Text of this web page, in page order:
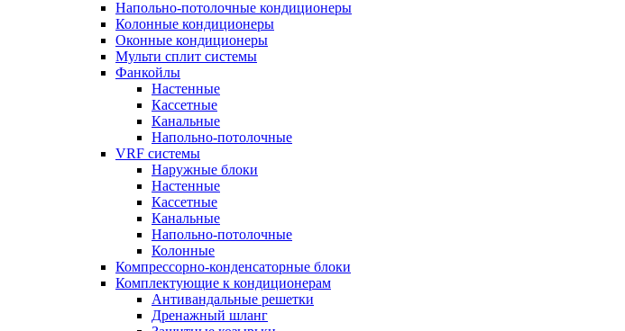
Напольно-потолочные кондиционеры
Колонные кондиционеры
Оконные кондиционеры
Мульти сплит системы
Фанкойлы
Настенные
Кассетные
Канальные
Напольно-потолочные
VRF системы
Наружные блоки
Настенные
Кассетные
Канальные
Напольно-потолочные
Колонные
Компрессорно-конденсаторные блоки
Комплектующие к кондиционерам
Антивандальные решетки
Дренажный шланг